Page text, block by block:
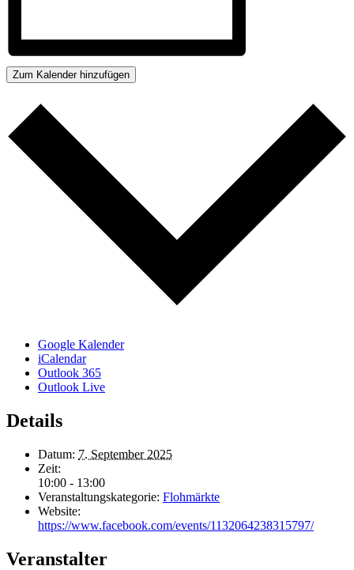
Zum Kalender hinzufügen
Google Kalender
iCalendar
Outlook 365
Outlook Live
Details
Datum: 7. September 2025
Zeit:
10:00 - 13:00
Veranstaltungskategorie: Flohmärkte
Website:
https://www.facebook.com/events/1132064238315797/
Veranstalter